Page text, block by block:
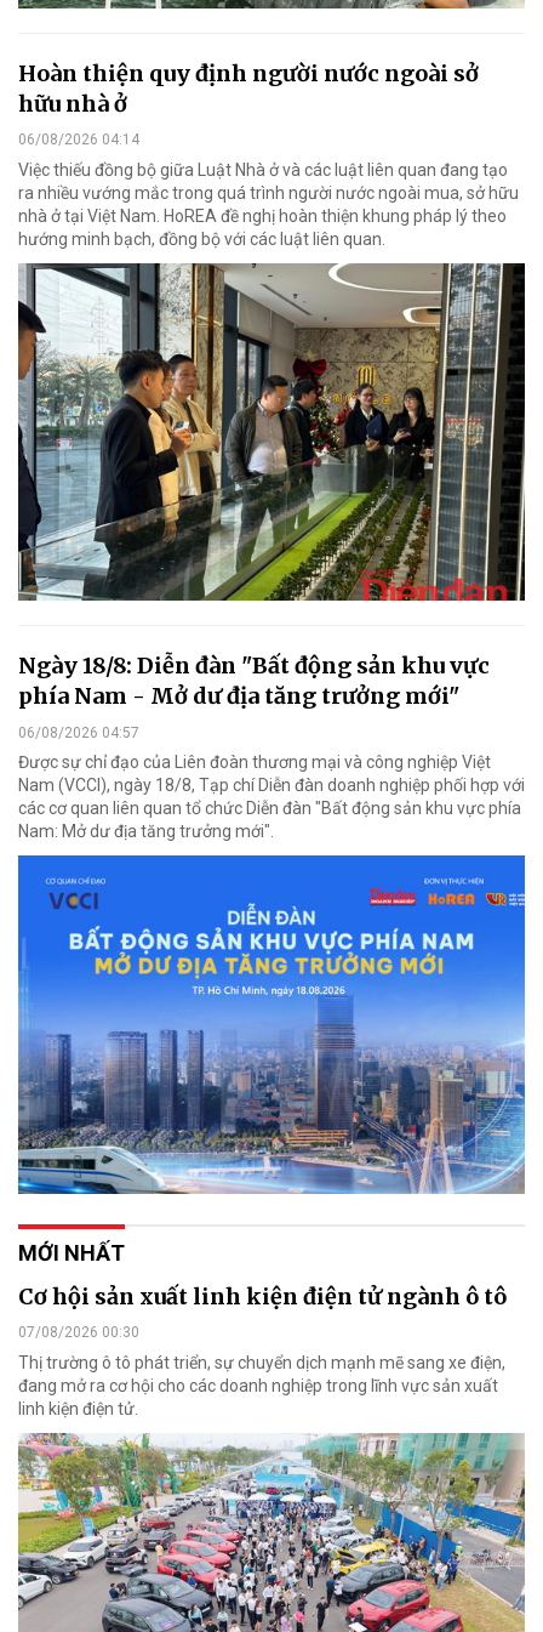
Hoàn thiện quy định người nước ngoài sở
hữu nhà ở
06/08/2026 04:14
Việc thiếu đồng bộ giữa Luật Nhà ở và các luật liên quan đang tạo
ra nhiều vướng mắc trong quá trình người nước ngoài mua, sở hữu
nhà ở tại Việt Nam. HoREA đề nghị hoàn thiện khung pháp lý theo
hướng minh bạch, đồng bộ với các luật liên quan.
Ngày 18/8: Diễn đàn "Bất động sản khu vực
phía Nam - Mở dư địa tăng trưởng mới"
06/08/2026 04:57
Được sự chỉ đạo của Liên đoàn thương mại và công nghiệp Việt
Nam (VCCI), ngày 18/8, Tạp chí Diễn đàn doanh nghiệp phối hợp với
các cơ quan liên quan tổ chức Diễn đàn "Bất động sản khu vực phía
Nam: Mở dư địa tăng trưởng mới".
MỚI NHẤT
Cơ hội sản xuất linh kiện điện tử ngành ô tô
07/08/2026 00:30
Thị trường ô tô phát triển, sự chuyển dịch mạnh mẽ sang xe điện,
đang mở ra cơ hội cho các doanh nghiệp trong lĩnh vực sản xuất
linh kiện điện tử.